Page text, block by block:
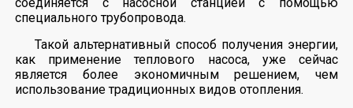
специального трубопровода.
Такой альтернативный способ получения энергии,
как применение теплового насоса, уже сейчас
является более экономичным решением, чем
использование традиционных видов отопления.